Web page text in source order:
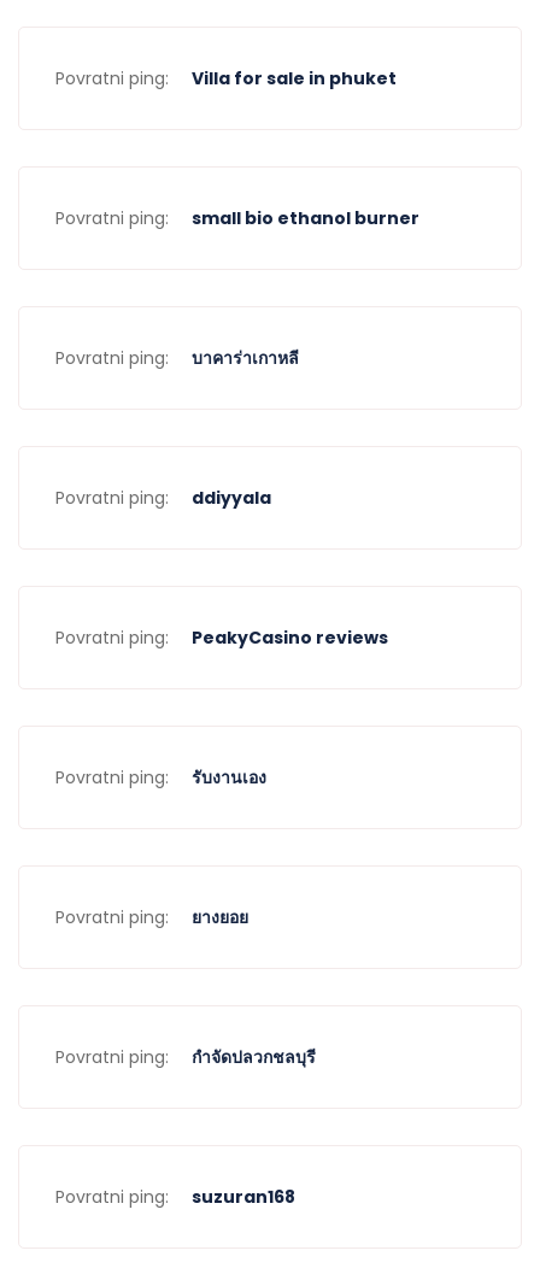
Povratni ping: Villa for sale in phuket
Povratni ping: small bio ethanol burner
Povratni ping: บาคาร่าเกาหลี
Povratni ping: ddiyyala
Povratni ping: PeakyCasino reviews
Povratni ping: รับงานเอง
Povratni ping: ยางยอย
Povratni ping: กำจัดปลวกชลบุรี
Povratni ping: suzuran168